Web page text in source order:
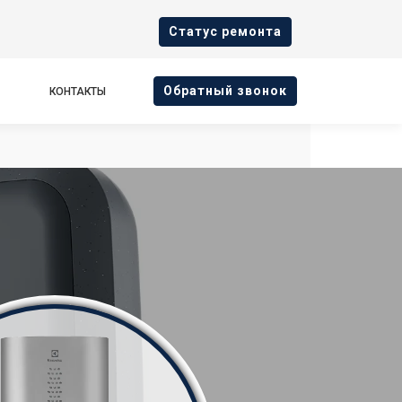
Cтатус ремонта
КОНТАКТЫ Oбратный звонок